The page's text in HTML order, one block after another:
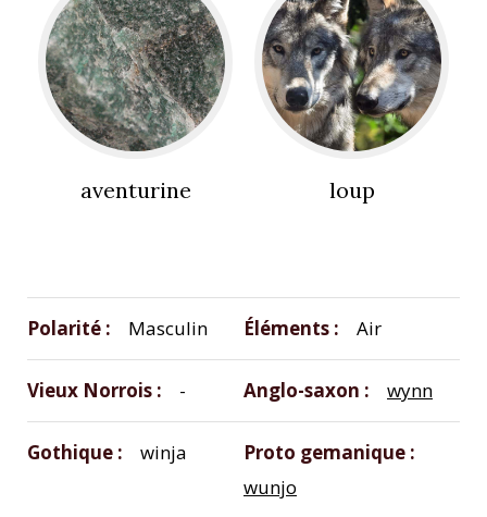
aventurine loup
Polarité Masculin Éléments Air
Vieux Norrois - Anglo-saxon wynn
Gothique winja
Proto gemanique
wunjo